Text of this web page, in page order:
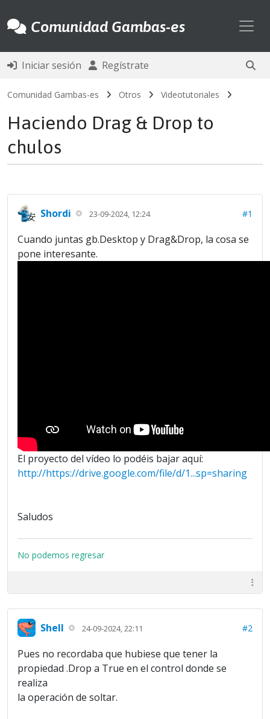
Comunidad Gambas-es
Iniciar sesión Regístrate
Comunidad Gambas-es Otros Videotutoriales
Haciendo Drag & Drop to
chulos
Shordi 23-09-2024, 12:24 #1
Cuando juntas gb.Desktop y Drag&Drop, la cosa se
pone interesante.
El proyecto del vídeo lo podéis bajar aquí:
http://https://drive.google.com/file/d/1...sp=sharing
Saludos
No podemos regresar
Shell 24-09-2024, 22:11 #2
Pues no recordaba que hubiese que tener la
propiedad .Drop a True en el control donde se
realiza
la operación de soltar.